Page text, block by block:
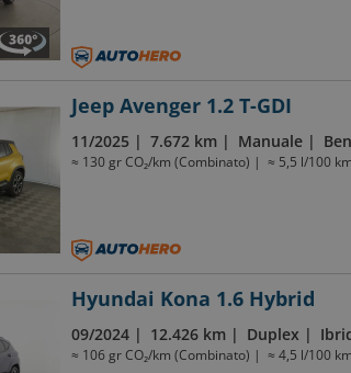
Jeep Avenger 1.2 T-GDI
11/2025 7.672 km Manuale
≈ 130 gr CO₂/km (Combinato) ≈ 5,5 l/100
Hyundai Kona 1.6 Hybrid
09/2024 12.426 km Duplex
≈ 106 gr CO₂/km (Combinato) ≈ 4,5 l/100